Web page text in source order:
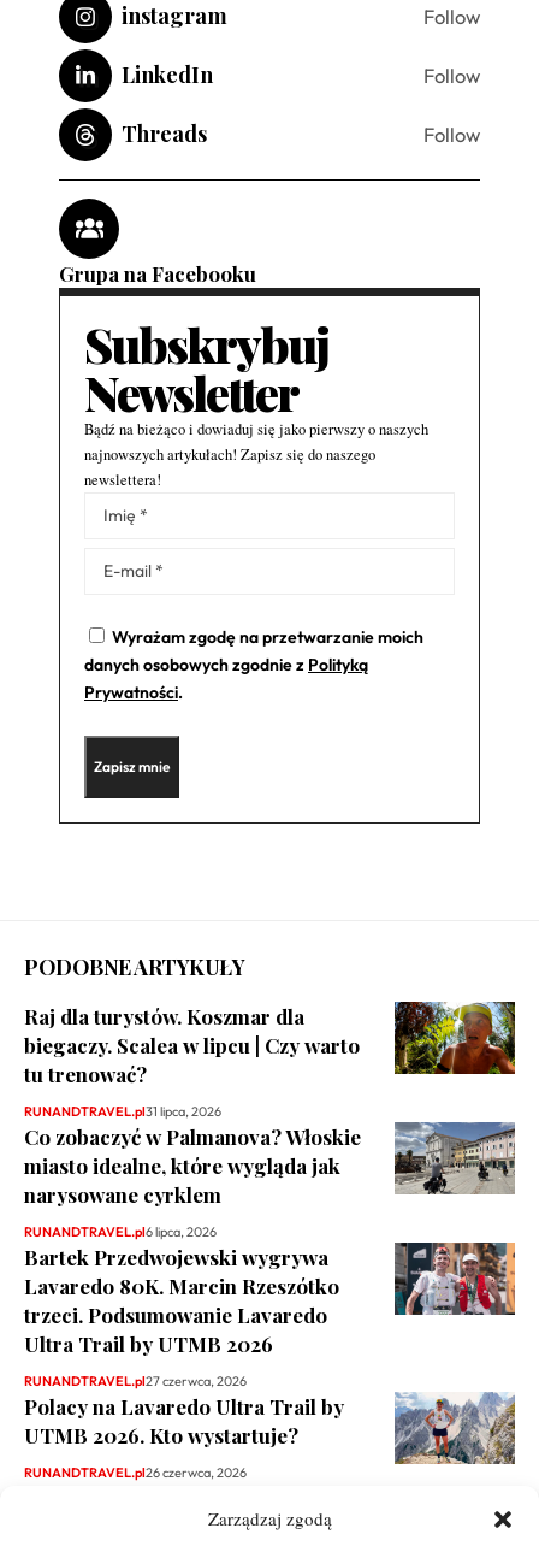
Zarządzaj zgodą
instagram Follow
LinkedIn Follow
Threads Follow
Grupa na Facebooku
Subskrybuj
Newsletter
Bądź na bieżąco i dowiaduj się jako pierwszy o naszych
najnowszych artykułach! Zapisz się do naszego
newslettera!
Wyrażam zgodę na przetwarzanie moich
danych osobowych zgodnie z Polityką
Prywatności.
Alternative:
PODOBNE ARTYKUŁY
Raj dla turystów. Koszmar dla
biegaczy. Scalea w lipcu | Czy warto
tu trenować?
RUNANDTRAVEL.pl31 lipca, 2026
Co zobaczyć w Palmanova? Włoskie
miasto idealne, które wygląda jak
narysowane cyrklem
RUNANDTRAVEL.pl6 lipca, 2026
Bartek Przedwojewski wygrywa
Lavaredo 80K. Marcin Rzeszótko
trzeci. Podsumowanie Lavaredo
Ultra Trail by UTMB 2026
RUNANDTRAVEL.pl27 czerwca, 2026
Polacy na Lavaredo Ultra Trail by
UTMB 2026. Kto wystartuje?
RUNANDTRAVEL.pl26 czerwca, 2026